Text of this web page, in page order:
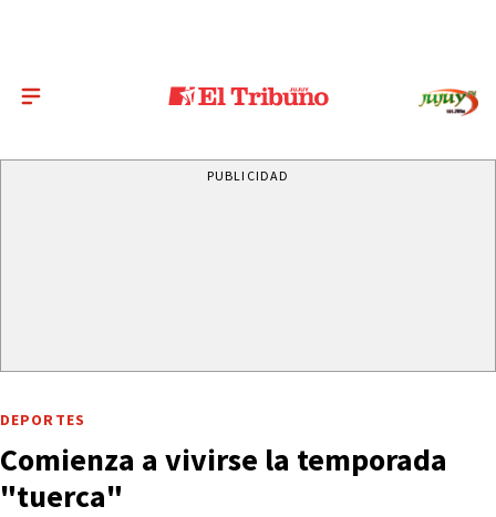
PUBLICIDAD
DEPORTES
Comienza a vivirse la temporada
"tuerca"